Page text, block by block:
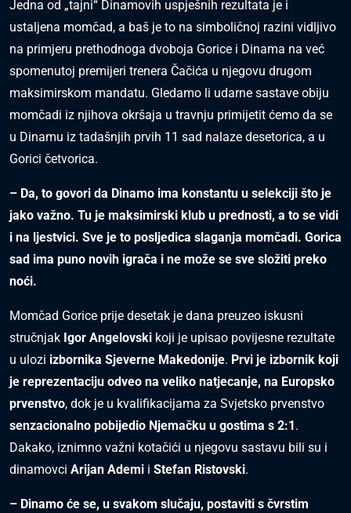
Jedna od „tajni“ Dinamovih uspješnih rezultata je i
ustaljena momčad, a baš je to na simboličnoj razini vidljivo
na primjeru prethodnoga dvoboja Gorice i Dinama na već
spomenutoj premijeri trenera Čačića u njegovu drugom
maksimirskom mandatu. Gledamo li udarne sastave obiju
momčadi iz njihova okršaja u travnju primijetit ćemo da se
u Dinamu iz tadašnjih prvih 11 sad nalaze desetorica, a u
Gorici četvorica.
– Da, to govori da Dinamo ima konstantu u selekciji što je
jako važno. Tu je maksimirski klub u prednosti, a to se vidi
i na ljestvici. Sve je to posljedica slaganja momčadi. Gorica
sad ima puno novih igrača i ne može se sve složiti preko
noći.
Momčad Gorice prije desetak je dana preuzeo iskusni
stručnjak Igor Angelovski koji je upisao povijesne rezultate
u ulozi izbornika Sjeverne Makedonije. Prvi je izbornik koji
je reprezentaciju odveo na veliko natjecanje, na Europsko
prvenstvo, dok je u kvalifikacijama za Svjetsko prvenstvo
senzacionalno pobijedio Njemačku u gostima s 2:1 .
Dakako, iznimno važni kotačići u njegovu sastavu bili su i
dinamovci Arijan Ademi i Stefan Ristovski.
– Dinamo će se, u svakom slučaju, postaviti s čvrstim